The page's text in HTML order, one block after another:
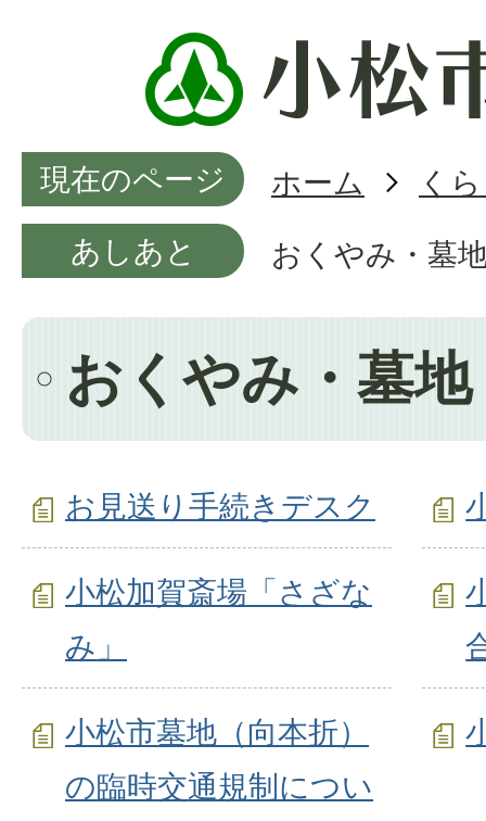
現在のページ ホーム
く
あしあと
おくやみ・墓
おくやみ・墓
お見送り手続きデスク
小松加賀斎場「さざな
み」
小松市墓地（向本折）
の臨時交通規制につい